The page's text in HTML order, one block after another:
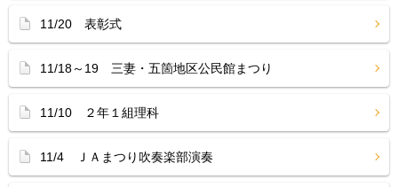
11/20 表彰式
11/18～19 三妻・五箇地区公民館まつり
11/10 ２年１組理科
11/4 ＪＡまつり吹奏楽部演奏